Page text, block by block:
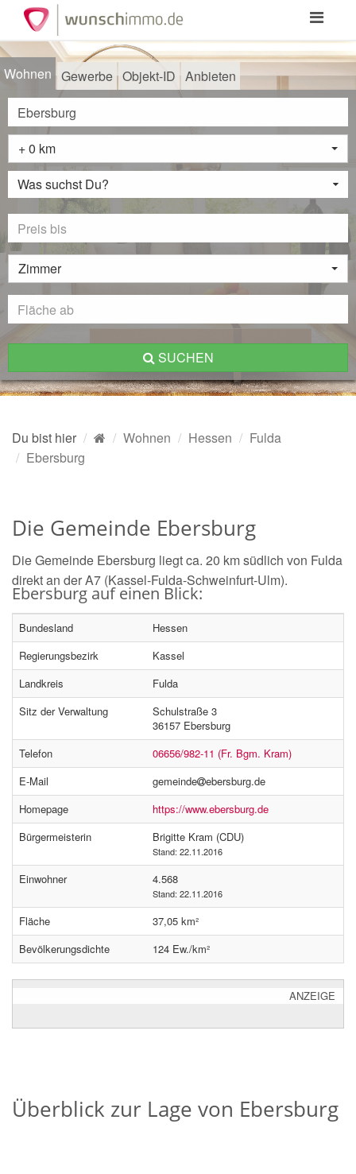
Toggle
Wohnen Gewerbe Objekt-ID Anbieten
+ 0 km
Was suchst Du?
Zimmer
SUCHEN
Du bist hier Wohnen Hessen
Fulda
Ebersburg
Die Gemeinde Ebersburg
Die Gemeinde Ebersburg liegt ca. 20 km südlich von Fulda
direkt an der A7 (Kassel-Fulda-Schweinfurt-Ulm).
Ebersburg auf einen Blick:
Bundesland
Hessen
Regierungsbezirk
Kassel
Landkreis
Fulda
Sitz der Verwaltung
Schulstraße 3
36157 Ebersburg
Telefon
06656/982-11 (Fr. Bgm. Kram)
E-Mail
gemeinde ebersburg.de
Homepage
https://www.ebersburg.de
Bürgermeisterin
Brigitte Kram (CDU)
Stand: 22.11.2016
Einwohner 4.568
Stand: 22.11.2016
Fläche
37,05 km²
Bevölkerungsdichte
124 Ew./km²
ANZEIGE
Überblick zur Lage von Ebersburg